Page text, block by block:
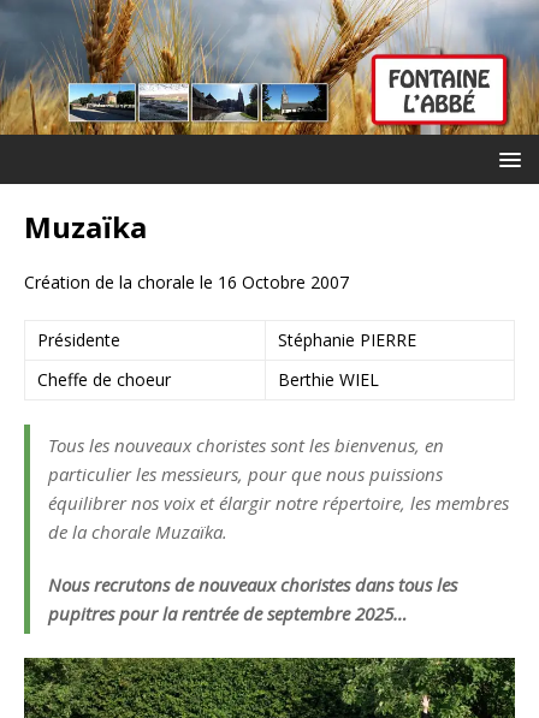
Muzaïka
Création de la chorale le 16 Octobre 2007
Présidente
Stéphanie PIERRE
Cheffe de choeur
Berthie WIEL
Tous les nouveaux choristes sont les bienvenus, en
particulier les messieurs, pour que nous puissions
équilibrer nos voix et élargir notre répertoire, les membres
de la chorale Muzaïka.
Nous recrutons de nouveaux choristes dans tous les
pupitres pour la rentrée de septembre 2025…